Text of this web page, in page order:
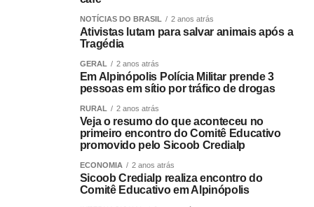
NOTÍCIAS DO BRASIL 2 anos atrás
Ativistas lutam para salvar animais após a
Tragédia
GERAL 2 anos atrás
Em Alpinópolis Polícia Militar prende 3
pessoas em sítio por tráfico de drogas
RURAL 2 anos atrás
Veja o resumo do que aconteceu no
primeiro encontro do Comitê Educativo
promovido pelo Sicoob Credialp
ECONOMIA 2 anos atrás
Sicoob Credialp realiza encontro do
Comitê Educativo em Alpinópolis